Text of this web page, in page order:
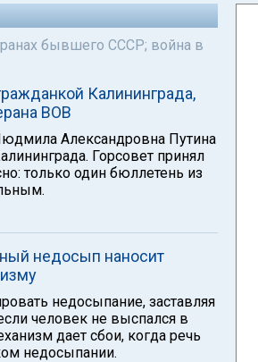
бывшего СССР; война в
Калининграда,
ВОВ
Александровна Путина
Горсовет принял
только один бюллетень из
недосып наносит
недосыпание, заставляя
человек не выспался в
дает сбои, когда речь
недосыпании.